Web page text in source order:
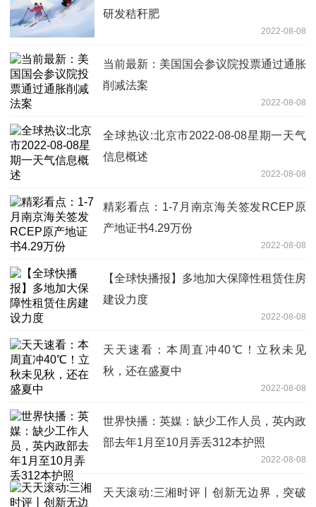
研发秸秆肥
2022-08-08
当前最新：美国国会参议院投票通过通胀
削减法案
2022-08-08
全球热议:北京市2022-08-08星期一天气
信息概述
2022-08-08
精彩看点：1-7月南京海关签发RCEP原
产地证书4.29万份
2022-08-08
【全球快播报】多地加大保障性租赁住房
建设力度
2022-08-08
天天速看：本周直冲40℃！立秋未见
秋，还在盛夏中
2022-08-08
世界快播：英媒：缺少工作人员，英内政
部去年1月至10月弄丢312本护照
2022-08-08
天天滚动:三湘时评丨创新无边界，突破